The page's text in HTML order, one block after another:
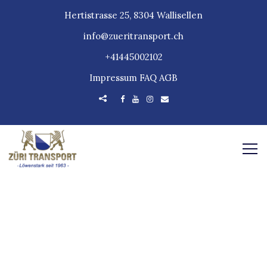
Hertistrasse 25, 8304 Wallisellen
info@zueritransport.ch
+41445002102
Impressum FAQ AGB